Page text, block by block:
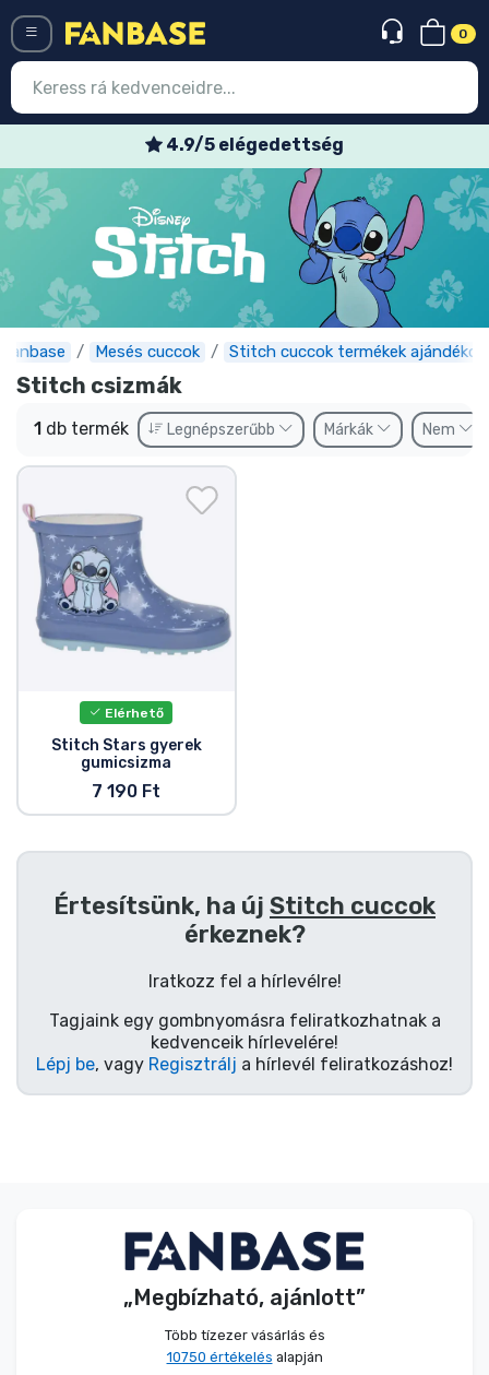
0
4.9/5 elégedettség
Fanbase Mesés cuccok Stitch cuccok termékek ajándékok
Stitch csizmák
1 db termék Legnépszerűbb Márkák Nem
Elérhető
Stitch Stars gyerek
gumicsizma
7 190 Ft
Értesítsünk, ha új Stitch cuccok
érkeznek?
Iratkozz fel a hírlevélre!
Tagjaink egy gombnyomásra feliratkozhatnak a
kedvenceik hírlevelére!
Lépj be, vagy Regisztrálj a hírlevél feliratkozáshoz!
„Megbízható, ajánlott”
Több tízezer vásárlás és
10750 értékelés alapján
Belépés Regisztráció
Legújabb cuccok
Akciós ajánlatok
Express szállítás
Előrendelhető cuccok
Outlet cuccok
Ajándékkártya
Szállítás és fizetés
Sorozatos cuccok
Mesés cuccok
Animés cuccok
Gamer cuccok
Sportos cuccok
Zenés cuccok
Terméktípusok